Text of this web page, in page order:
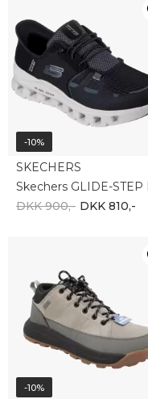
-10%
SKECHERS
DKK 1.000,- DKK 900,-
-10%
Tommy Hilfiger
DKK 1.000,- DKK 900,-